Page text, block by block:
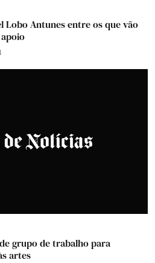
Lobo Antunes entre os que vão
grupo de trabalho para
artes